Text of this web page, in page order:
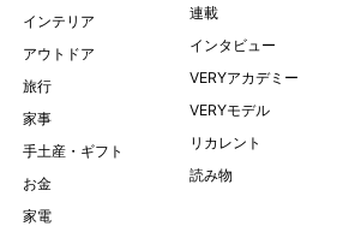
インテリア
アウトドア
旅行
家事
手土産・ギフト
お金
家電
連載
インタビュー
VERYアカデミー
VERYモデル
リカレント
読み物